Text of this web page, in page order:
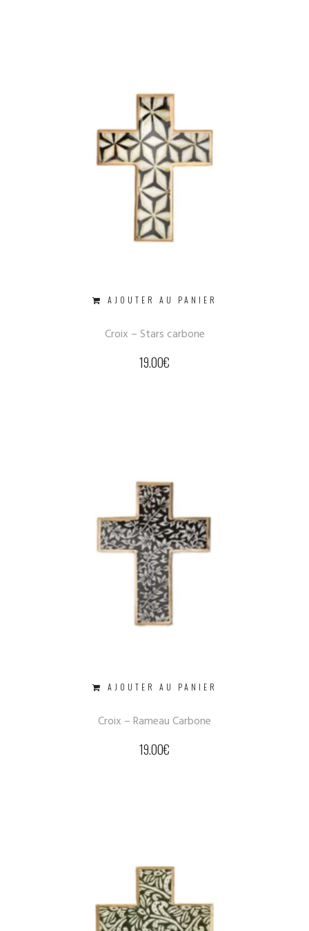
AJOUTER AU PANIER
Croix – Stars carbone
19.00€
AJOUTER AU PANIER
Croix – Rameau Carbone
19.00€